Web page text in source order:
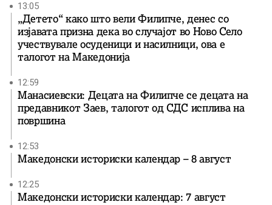
13:05
„Детето“ како што вели Филипче, денес со
изјавата призна дека во случајот во Ново Село
учествувале осуденици и насилници, ова е
талогот на Македонија
12:59
Манасиевски: Децата на Филипче се децата на
предавникот Заев, талогот од СДС исплива на
површина
12:53
Македонски историски календар – 8 август
12:25
Македонски историски календар: 7 август